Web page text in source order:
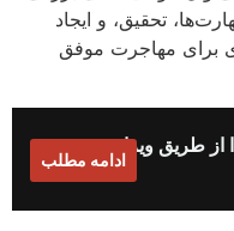
تحقیق، و ایجاد
برای مهاجرت موفق
از طریق ویزای
ادامه مطلب